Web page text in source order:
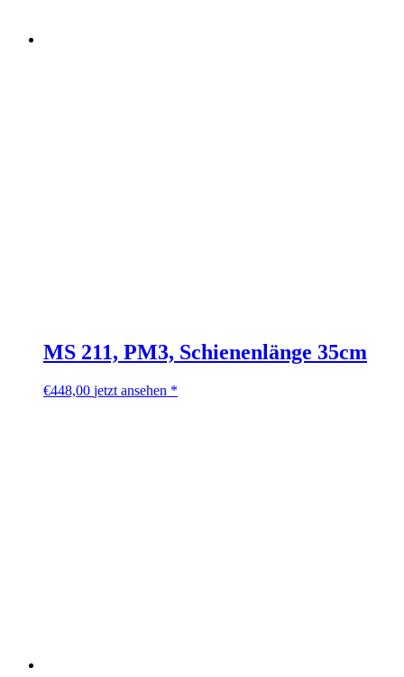
MS 211, PM3, Schienenlänge 35cm
€448,00 jetzt ansehen *